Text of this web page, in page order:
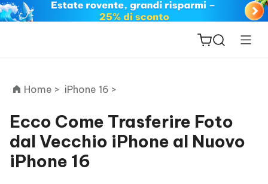
ReiBoot
for iOS
Home > iPhone 16 >
Ecco Come Trasferire Foto
dal Vecchio iPhone al Nuovo
iPhone 16